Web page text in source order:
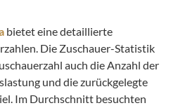
bietet eine detaillierte
Die Zuschauer-Statistik
auch die Anzahl der
und die zurückgelegte
Im Durchschnitt besuchten